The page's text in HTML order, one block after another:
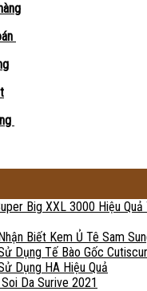
Big XXL 3000 Hiệu
Biết Kem Ủ Tê Sam
Dụng Tế Bào Gốc
Dụng HA Hiệu Quả
Da Surive 2021